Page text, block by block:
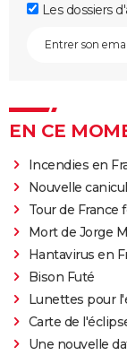
Les dossiers
EN CE
Incendies en
Nouvelle
Tour de France
Mort de Jorge
Hantavirus en
Bison Futé
Lunettes pour
Carte de
Une nouvelle